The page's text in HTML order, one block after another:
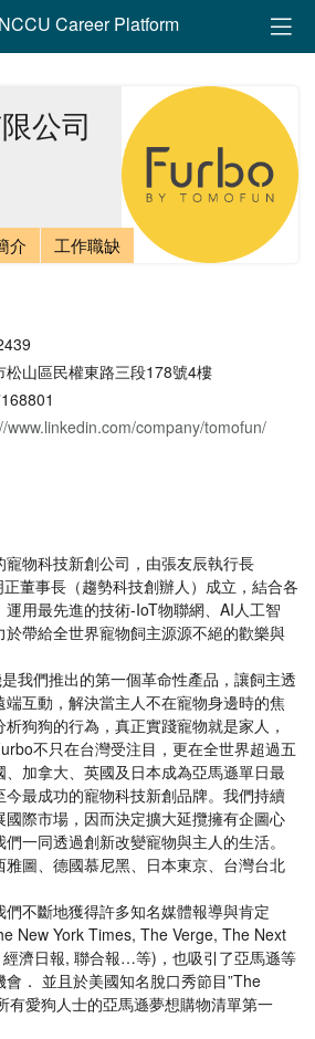
Career Platform
公司
介 工作職缺
松山區民權東路三段178號4樓
www.linkedin.com/company/tomofun/
物科技新創公司，由張友辰執行長
正董事長（趨勢科技創辦人）成立，結合各
用最先進的技術-IoT物聯網、AI人工智
帶給全世界寵物飼主源源不絕的歡樂與
我們推出的第一個革命性產品，讓飼主透
互動，解決當主人不在寵物身邊時的焦
狗狗的行為，真正實踐寵物就是家人，
不只在台灣受注目，更在全世界超過五
加拿大、英國及日本成為亞馬遜單日最
最成功的寵物科技新創品牌。我們持續
際市場，因而決定擴大延攬擁有企圖心
一同透過創新改變寵物與主人的生活。
圖、德國慕尼黑、日本東京、台灣台北
不斷地獲得許多知名媒體報導與肯定
New York Times, The Verge, The Next
濟日報, 聯合報…等)，也吸引了亞馬遜等
． 並且於美國知名脫口秀節目”The
有愛狗人士的亞馬遜夢想購物清單第一